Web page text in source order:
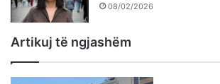
08/02/2026
Artikuj të ngjashëm